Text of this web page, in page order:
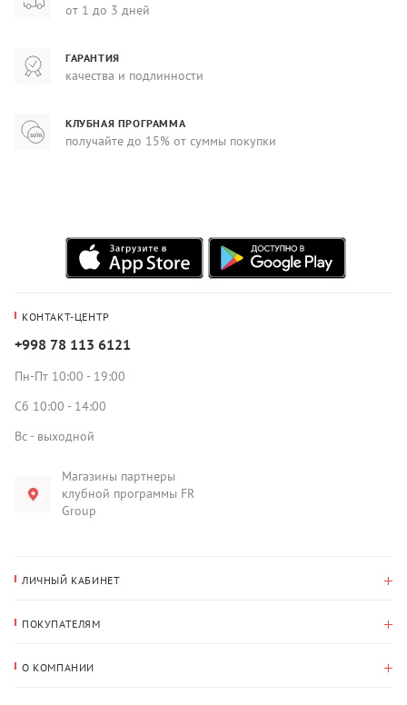
от 1 до 3 дней
ГАРАНТИЯ
качества и подлинности
КЛУБНАЯ ПРОГРАММА
получайте до 15% от суммы покупки
КОНТАКТ-ЦЕНТР
+998 78 113 6121
Пн-Пт 10:00 - 19:00
Сб 10:00 - 14:00
Вс - выходной
Магазины партнеры
клубной программы FR
Group
ЛИЧНЫЙ КАБИНЕТ
Адрес для доставки
ПОКУПАТЕЛЯМ
О КОМПАНИИ